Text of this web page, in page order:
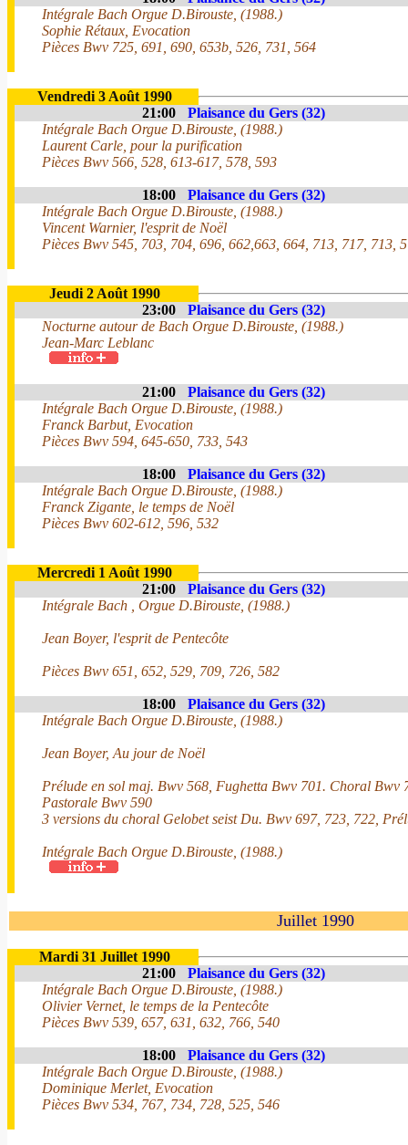
Intégrale Bach Orgue D.Birouste, (1988.)
Sophie Rétaux, Evocation
Pièces Bwv 725, 691, 690, 653b, 526, 731, 564
Vendredi 3 Août 1990
21:00
Plaisance du Gers (32)
Intégrale Bach Orgue D.Birouste, (1988.)
Laurent Carle, pour la purification
Pièces Bwv 566, 528, 613-617, 578, 593
18:00
Plaisance du Gers (32)
Intégrale Bach Orgue D.Birouste, (1988.)
Vincent Warnier, l'esprit de Noël
Pièces Bwv 545, 703, 704, 696, 662,663, 664, 713, 717, 713,
Jeudi 2 Août 1990
23:00
Plaisance du Gers (32)
Nocturne autour de Bach Orgue D.Birouste, (1988.)
Jean-Marc Leblanc
21:00
Plaisance du Gers (32)
Intégrale Bach Orgue D.Birouste, (1988.)
Franck Barbut, Evocation
Pièces Bwv 594, 645-650, 733, 543
18:00
Plaisance du Gers (32)
Intégrale Bach Orgue D.Birouste, (1988.)
Franck Zigante, le temps de Noël
Pièces Bwv 602-612, 596, 532
Mercredi 1 Août 1990
21:00
Plaisance du Gers (32)
Intégrale Bach , Orgue D.Birouste, (1988.)
Jean Boyer, l'esprit de Pentecôte
Pièces Bwv 651, 652, 529, 709, 726, 582
18:00
Plaisance du Gers (32)
Intégrale Bach Orgue D.Birouste, (1988.)
Jean Boyer, Au jour de Noël
Prélude en sol maj. Bwv 568, Fughetta Bwv 701. Choral Bwv
Pastorale Bwv 590
3 versions du choral Gelobet seist Du. Bwv 697, 723, 722,
Intégrale Bach Orgue D.Birouste, (1988.)
Juillet 1990
Mardi 31 Juillet 1990
21:00
Plaisance du Gers (32)
Intégrale Bach Orgue D.Birouste, (1988.)
Olivier Vernet, le temps de la Pentecôte
Pièces Bwv 539, 657, 631, 632, 766, 540
18:00
Plaisance du Gers (32)
Intégrale Bach Orgue D.Birouste, (1988.)
Dominique Merlet, Evocation
Pièces Bwv 534, 767, 734, 728, 525, 546